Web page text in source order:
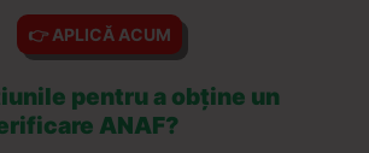
👉 APLICĂ ACUM
pentru a obține un
ANAF?